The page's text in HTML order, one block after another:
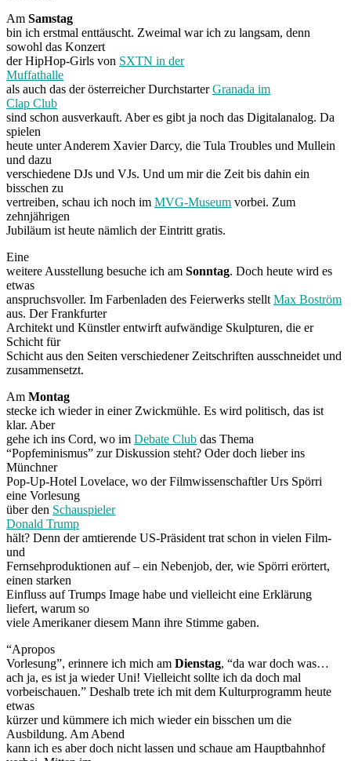
Am Samstag
bin ich erstmal enttäuscht. Zweimal war ich zu langsam, denn
sowohl das Konzert
der HipHop-Girls von SXTN in der
Muffathalle
als auch das der österreicher DurchstarterGranada im
Clap Club
sind schon ausverkauft. Aber es gibt ja noch das Digitalanalog. Da
spielen
heute unter Anderem Xavier Darcy, die Tula Troubles und Mullein
und dazu
verschiedene DJs und VJs. Und um mir die Zeit bis dahin ein
bisschen zu
vertreiben, schau ich noch im MVG-Museum vorbei. Zum
zehnjährigen
Jubiläum ist heute nämlich der Eintritt gratis.
Eine
weitere Ausstellung besuche ich am Sonntag. Doch heute wird es
etwas
anspruchsvoller. Im Farbenladen des Feierwerks stellt Max Boström
aus. Der Frankfurter
Architekt und Künstler entwirft aufwändige Skulpturen, die er
Schicht für
Schicht aus den Seiten verschiedener Zeitschriften ausschneidet und
zusammensetzt.
Am Montag
stecke ich wieder in einer Zwickmühle. Es wird politisch, das ist
klar. Aber
gehe ich ins Cord, wo im Debate Club das Thema
“Popfeminismus” zur Diskussion steht? Oder doch lieber ins
Münchner
Pop-Up-Hotel Lovelace, wo der Filmwissenschaftler Urs Spörri
eine Vorlesung
über den Schauspieler
Donald Trump
hält? Denn der amtierende US-Präsident trat schon in vielen Film-
und
Fernsehproduktionen auf – ein Nebenjob, der, wie Spörri erörtert,
einen starken
Einfluss auf Trumps Image habe und vielleicht eine Erklärung
liefert, warum so
viele Amerikaner diesem Mann ihre Stimme gaben.
“Apropos
Vorlesung”, erinnere ich mich am Dienstag, “da war doch was…
ach ja, es ist ja wieder Uni! Vielleicht sollte ich da doch mal
vorbeischauen.” Deshalb trete ich mit dem Kulturprogramm heute
etwas
kürzer und kümmere ich mich wieder ein bisschen um die
Ausbildung. Am Abend
kann ich es aber doch nicht lassen und schaue am Hauptbahnhof